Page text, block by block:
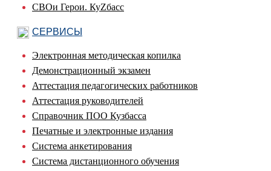
СВОи Герои. КуZбасс
СЕРВИСЫ
Электронная методическая копилка
Демонстрационный экзамен
Аттестация педагогических работников
Аттестация руководителей
Справочник ПОО Кузбасса
Печатные и электронные издания
Система анкетирования
Система дистанционного обучения